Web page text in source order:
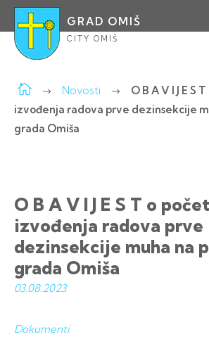
GRAD OMIŠ
CITY OMIŠ
Novosti
O B A V I J E S
izvođenja radova prve dezinsekcije
grada Omiša
O B A V I J E S T o
izvođenja radova prve
dezinsekcije muha na
grada Omiša
03.08.2023
Dokumenti